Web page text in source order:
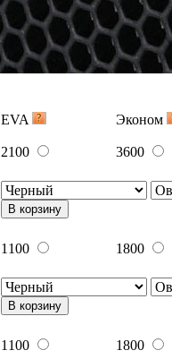
EVA
Эконом
2100
3600
В корзину
1100
1800
В корзину
1100 1800